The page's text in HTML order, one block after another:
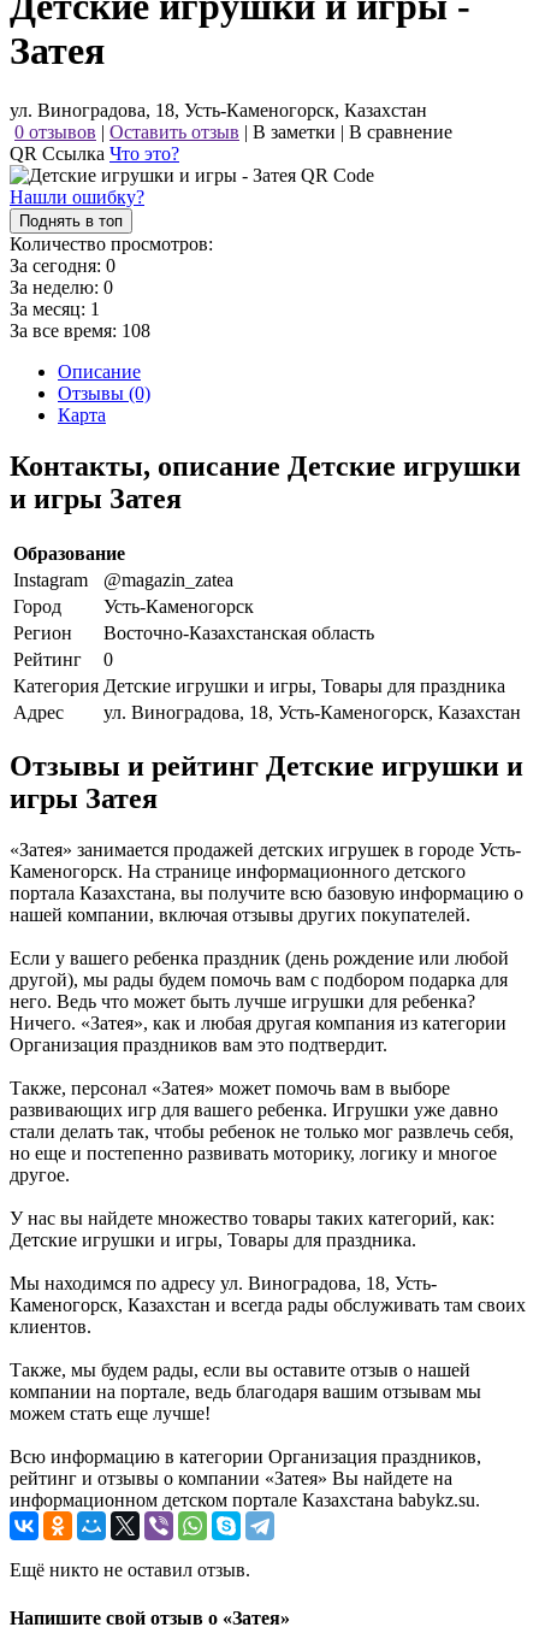
Затея
ул. Виноградова, 18, Усть-Каменогорск, Казахстан
0 отзывов | Оставить отзыв | В заметки | В сравнение
QR Ссылка Что это?
Нашли ошибку?
Поднять в топ
Количество просмотров:
За сегодня: 0
За неделю: 0
За месяц: 1
За все время: 108
Описание
Отзывы (0)
Карта
Контакты, описание Детские игрушки
и игры Затея
Образование
Instagram
@magazin_zatea
Город
Усть-Каменогорск
Регион
Восточно-Казахстанская область
Рейтинг
0
Категория Детские игрушки и игры, Товары для праздника
Адрес
ул. Виноградова, 18, Усть-Каменогорск, Казахстан
Отзывы и рейтинг Детские игрушки и
игры Затея
«Затея» занимается продажей детских игрушек в городе Усть-
Каменогорск. На странице информационного детского
портала Казахстана, вы получите всю базовую информацию о
нашей компании, включая отзывы других покупателей.
Если у вашего ребенка праздник (день рождение или любой
другой), мы рады будем помочь вам с подбором подарка для
него. Ведь что может быть лучше игрушки для ребенка?
Ничего. «Затея», как и любая другая компания из категории
Организация праздников вам это подтвердит.
Также, персонал «Затея» может помочь вам в выборе
развивающих игр для вашего ребенка. Игрушки уже давно
стали делать так, чтобы ребенок не только мог развлечь себя,
но еще и постепенно развивать моторику, логику и многое
другое.
У нас вы найдете множество товары таких категорий, как:
Детские игрушки и игры, Товары для праздника.
Мы находимся по адресу ул. Виноградова, 18, Усть-
Каменогорск, Казахстан и всегда рады обслуживать там своих
клиентов.
Также, мы будем рады, если вы оставите отзыв о нашей
компании на портале, ведь благодаря вашим отзывам мы
можем стать еще лучше!
Всю информацию в категории Организация праздников,
рейтинг и отзывы о компании «Затея» Вы найдете на
информационном детском портале Казахстана babykz.su.
Ещё никто не оставил отзыв.
Напишите свой отзыв о «Затея»